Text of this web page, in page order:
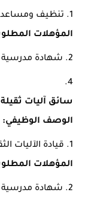
تنظيف
المؤهلات
شهادة مدرسية
سائق آليات
الوصف الوظيفي:
قيادة الآليات
المؤهلات
شهادة مدرسية